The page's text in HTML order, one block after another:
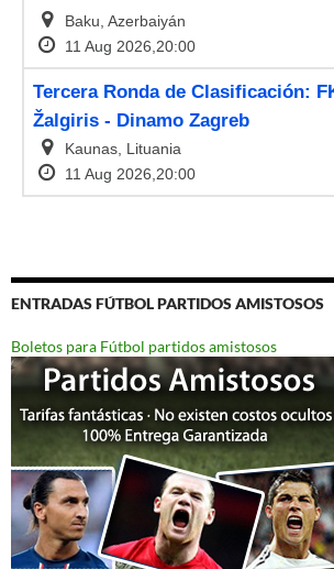
ENTRADAS FÚTBOL PARTIDOS AMISTOSOS
Boletos para Fútbol partidos amistosos